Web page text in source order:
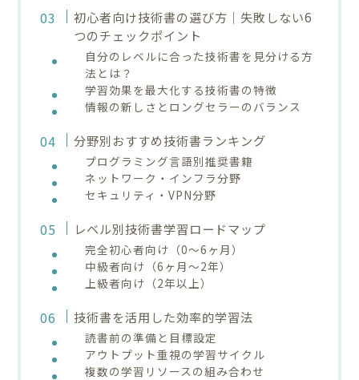
初心者向け技術書の選び方｜失敗しない6
つのチェックポイント
自分のレベルに合った技術書を見分ける方
法とは？
学習効果を最大化する技術書の特徴
情報の新しさとロングセラーのバランス
分野別おすすめ技術書ランキング
プログラミング言語別推奨書籍
ネットワーク・インフラ分野
セキュリティ・VPN分野
レベル別技術書学習ロードマップ
完全初心者向け（0〜6ヶ月）
中級者向け（6ヶ月〜2年）
上級者向け（2年以上）
技術書を活用した効率的学習法
読書前の準備と目標設定
アウトプット重視の学習サイクル
複数の学習リソースの組み合わせ